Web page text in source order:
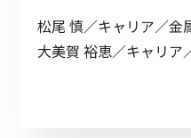
松尾 慎／キャリア／金
大美賀 裕恵／キャリア